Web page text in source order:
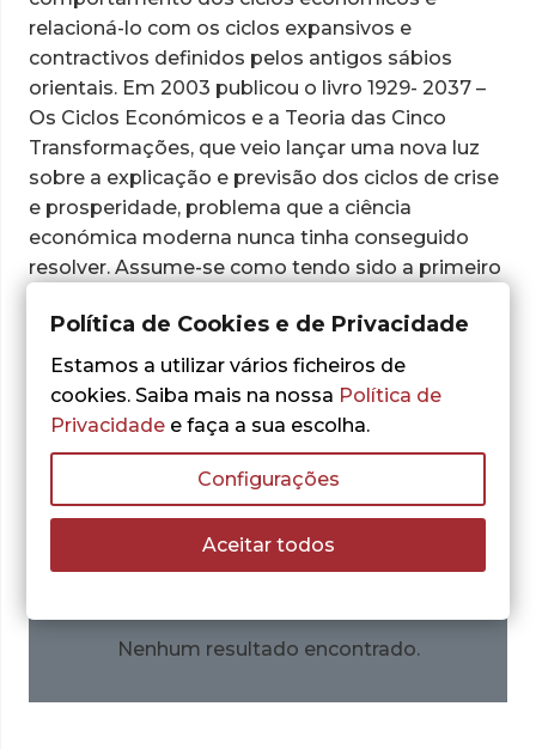
relacioná-lo com os ciclos expansivos e
contractivos definidos pelos antigos sábios
orientais. Em 2003 publicou o livro 1929- 2037 –
Os Ciclos Económicos e a Teoria das Cinco
Transformações, que veio lançar uma nova luz
sobre a explicação e previsão dos ciclos de crise
e prosperidade, problema que a ciência
económica moderna nunca tinha conseguido
resolver. Assume-se como tendo sido a primeiro
com todo o rigor e pormenor um ciclo
económico completo de nove anos (2004/2013),
facto que é inequivocamente comprovado no
presente livro.
Obras do autor:
Nenhum resultado encontrado.
Política de Cookies e de Privacidade
Estamos a utilizar vários ficheiros de
cookies. Saiba mais na nossa Política de
Privacidade e faça a sua escolha.
Configurações
Aceitar todos